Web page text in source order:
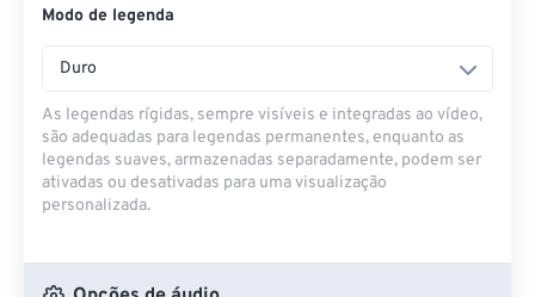
Modo de legenda
Duro
As legendas rígidas, sempre visíveis e integradas ao vídeo,
são adequadas para legendas permanentes, enquanto as
legendas suaves, armazenadas separadamente, podem ser
ativadas ou desativadas para uma visualização
personalizada.